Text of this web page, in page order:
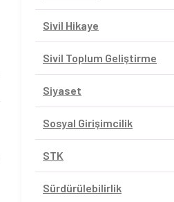
Sivil Hikaye
Sivil Toplum Geliştirme
Siyaset
Sosyal Girişimcilik
STK
Sürdürülebilirlik